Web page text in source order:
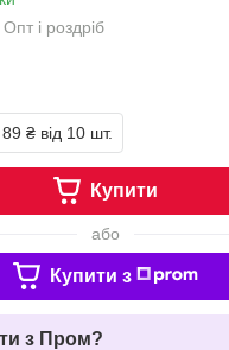
Опт і роздріб
89 ₴ від 10 шт.
Купити
або
Купити з
з Пром?